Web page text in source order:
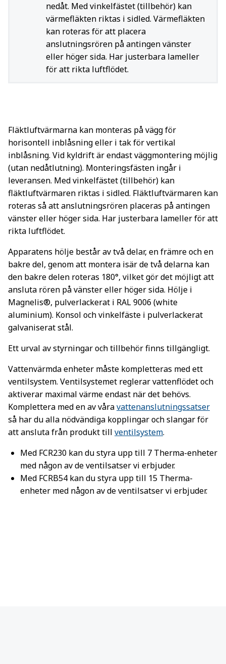
nedåt. Med vinkelfästet (tillbehör) kan
värmefläkten riktas i sidled. Värmefläkten
kan roteras för att placera
anslutningsrören på antingen vänster
eller höger sida. Har justerbara lameller
för att rikta luftflödet.
Fläktluftvärmarna kan monteras på vägg för
horisontell inblåsning eller i tak för vertikal
inblåsning. Vid kyldrift är endast väggmontering möjlig
(utan nedåtlutning). Monteringsfästen ingår i
leveransen. Med vinkelfästet (tillbehör) kan
fläktluftvärmaren riktas i sidled. Fläktluftvärmaren kan
roteras så att anslutningsrören placeras på antingen
vänster eller höger sida. Har justerbara lameller för att
rikta luftflödet.
Apparatens hölje består av två delar, en främre och en
bakre del, genom att montera isär de två delarna kan
den bakre delen roteras 180°, vilket gör det möjligt att
ansluta rören på vänster eller höger sida. Hölje i
Magnelis®, pulverlackerat i RAL 9006 (white
aluminium). Konsol och vinkelfäste i pulverlackerat
galvaniserat stål.
Ett urval av styrningar och tillbehör finns tillgängligt.
Vattenvärmda enheter måste kompletteras med ett
ventilsystem. Ventilsystemet reglerar vattenflödet och
aktiverar maximal värme endast när det behövs.
Komplettera med en av våravattenanslutningssatser
så har du alla nödvändiga kopplingar och slangar för
att ansluta från produkt till ventilsystem.
Med FCR230 kan du styra upp till 7 Therma-enheter
med någon av de ventilsatser vi erbjuder.
Med FCRB54 kan du styra upp till 15 Therma-
enheter med någon av de ventilsatser vi erbjuder.